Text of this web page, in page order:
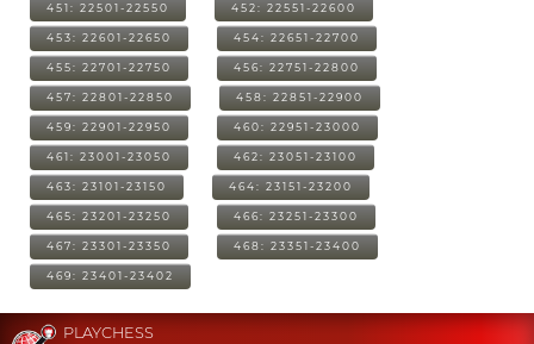
451: 22501-22550 452: 22551-22600
453: 22601-22650 454: 22651-22700
455: 22701-22750 456: 22751-22800
457: 22801-22850 458: 22851-22900
459: 22901-22950 460: 22951-23000
461: 23001-23050 462: 23051-23100
463: 23101-23150 464: 23151-23200
465: 23201-23250 466: 23251-23300
467: 23301-23350 468: 23351-23400
469: 23401-23402
PLAYCHESS